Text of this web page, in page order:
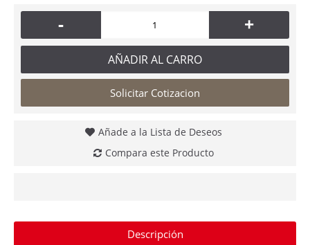
- +
AÑADIR AL CARRO
Solicitar Cotizacion
Añade a la Lista de Deseos
Compara este Producto
Descripción